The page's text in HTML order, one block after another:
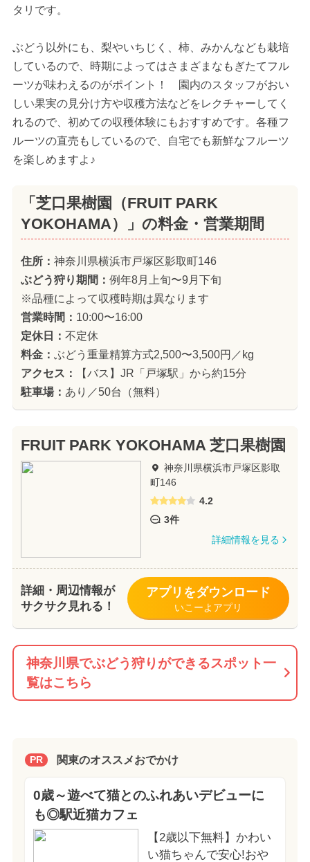
タリです。
ぶどう以外にも、梨やいちじく、柿、みかんなども栽培
しているので、時期によってはさまざまなもぎたてフル
ーツが味わえるのがポイント！ 園内のスタッフがおい
しい果実の見分け方や収穫方法などをレクチャーしてく
れるので、初めての収穫体験にもおすすめです。各種フ
ルーツの直売もしているので、自宅でも新鮮なフルーツ
を楽しめますよ♪
「芝口果樹園（FRUIT PARK
YOKOHAMA）」の料金・営業期間
住所： 神奈川県横浜市戸塚区影取町146
ぶどう狩り期間： 例年8月上旬〜9月下旬
※品種によって収穫時期は異なります
営業時間： 10:00〜16:00
定休日： 不定休
料金： ぶどう重量精算方式2,500〜3,500円／kg
アクセス：
【バス】JR「戸塚駅」から約15分
駐車場： あり／50台（無料）
FRUIT PARK YOKOHAMA 芝口果樹園
神奈川県横浜市戸塚区影取
町146
4.2
3件
詳細情報を見る
詳細・周辺情報が
サクサク見れる！
アプリをダウンロード
いこーよアプリ
神奈川県でぶどう狩りができるスポット一
覧はこちら
PR 関東のオススメおでかけ
0歳～遊べて猫とのふれあいデビューに
も◎駅近猫カフェ
【2歳以下無料】かわい
い猫ちゃんで安心!おや